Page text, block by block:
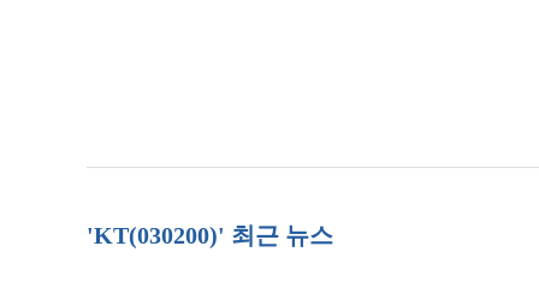
'KT(030200)' 최근 뉴스